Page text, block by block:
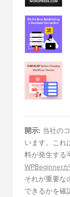
開示: 当社の
います。これ
料が発生する
WPBeginner
それが重要な
できるかを確